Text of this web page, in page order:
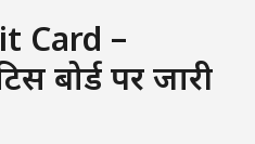
Card –
बोर्ड पर जारी